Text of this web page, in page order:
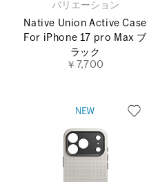
バリエーション
Native Union Active Case
For iPhone 17 pro Max ブ
ラック
￥7,700